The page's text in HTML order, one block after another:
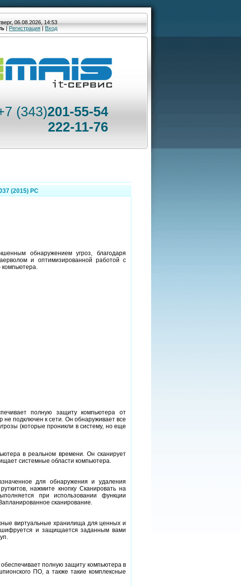
06.08.2026, 14:53
| Регистрация | Вход
(343)201-55-54
222-11-76
(2015) РС
обнаружением угроз, благодаря
и оптимизированной работой с
компьютера.
полную защиту компьютера от
не подключен к сети. Он обнаруживает все
(которые проникли в систему, но еще
в реальном времени. Он сканирует
системные области компьютера.
для обнаружения и удаления
нажмите кнопку Сканировать на
при использовании функции
сканирование.
виртуальные хранилища для ценных и
и защищается заданным вами
полную защиту компьютера в
ПО, а также такие комплексные